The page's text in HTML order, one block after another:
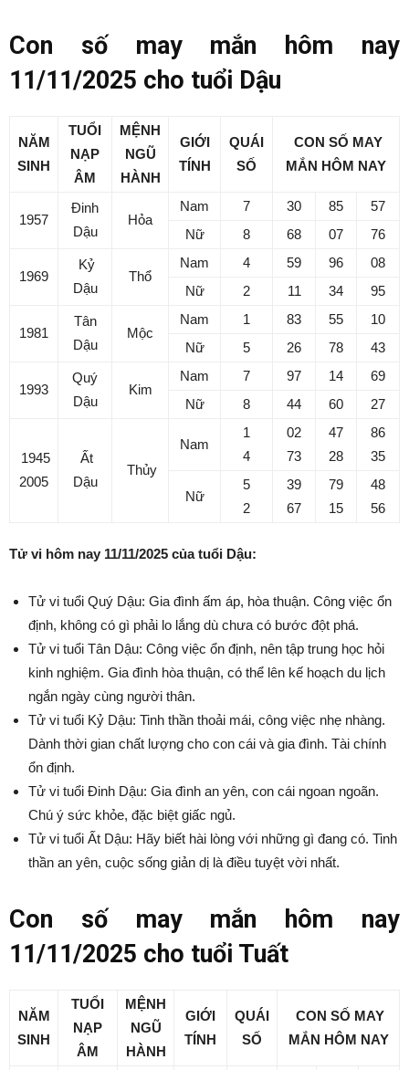
Con số may mắn hôm nay
11/11/2025 cho tuổi Dậu
NĂM
SINH
TUỔI
NẠP
ÂM
MỆNH
NGŨ
HÀNH
GIỚI
TÍNH
QUÁI
SỐ
CON SỐ MAY
MẮN HÔM NAY
1957
Đinh
Dậu
Hỏa
Nam 7 30 85
57
Nữ
8 68 07 76
1969
Kỷ
Dậu
Thổ
Nam 4 59 96
08
Nữ
2 11 34 95
1981
Tân
Dậu
Mộc
Nam 1 83 55
10
Nữ
5 26 78 43
1993
Quý
Dậu
Kim
Nam 7 97 14
69
Nữ
8 44 60 27
1945
2005
Ất
Dậu
Thủy
Nam
1
4
02
73
47
28
86
35
Nữ
5
2
39
67
79
15
48
56
Tử vi hôm nay 11/11/2025 của tuổi Dậu:
Tử vi tuổi Quý Dậu: Gia đình ấm áp, hòa thuận. Công việc ổn
định, không có gì phải lo lắng dù chưa có bước đột phá.
Tử vi tuổi Tân Dậu: Công việc ổn định, nên tập trung học hỏi
kinh nghiệm. Gia đình hòa thuận, có thể lên kế hoạch du lịch
ngắn ngày cùng người thân.
Tử vi tuổi Kỷ Dậu: Tinh thần thoải mái, công việc nhẹ nhàng.
Dành thời gian chất lượng cho con cái và gia đình. Tài chính
ổn định.
Tử vi tuổi Đinh Dậu: Gia đình an yên, con cái ngoan ngoãn.
Chú ý sức khỏe, đặc biệt giấc ngủ.
Tử vi tuổi Ất Dậu: Hãy biết hài lòng với những gì đang có. Tinh
thần an yên, cuộc sống giản dị là điều tuyệt vời nhất.
Con số may mắn hôm nay
11/11/2025 cho tuổi Tuất
NĂM
SINH
TUỔI
NẠP
ÂM
MỆNH
NGŨ
HÀNH
GIỚI
TÍNH
QUÁI
SỐ
CON SỐ MAY
MẮN HÔM NAY